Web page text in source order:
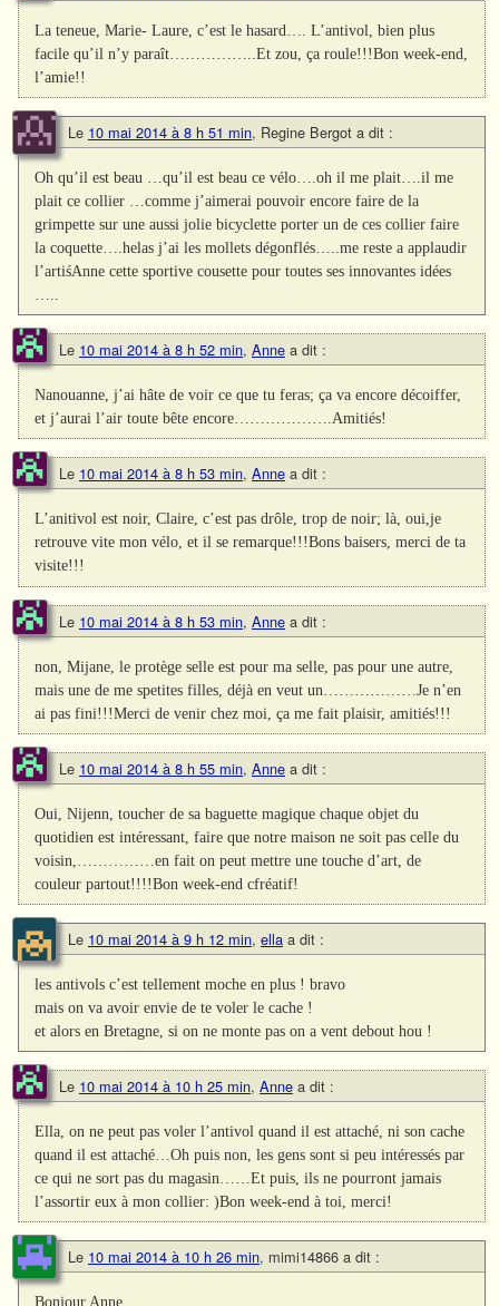
La teneue, Marie- Laure, c’est le hasard…. L’antivol, bien plus
facile qu’il n’y paraît……………..Et zou, ça roule!!!Bon week-end,
l’amie!!
Le 10 mai 2014 à 8 h 51 min, Regine Bergot a dit :
Oh qu’il est beau …qu’il est beau ce vélo….oh il me plait….il me
plait ce collier …comme j’aimerai pouvoir encore faire de la
grimpette sur une aussi jolie bicyclette porter un de ces collier faire
la coquette….helas j’ai les mollets dégonflés…..me reste a applaudir
l’artiśAnne cette sportive cousette pour toutes ses innovantes idées
Le 10 mai 2014 à 8 h 52 min, Anne a dit :
Nanouanne, j’ai hâte de voir ce que tu feras; ça va encore décoiffer,
et j’aurai l’air toute bête encore……………….Amitiés!
Le 10 mai 2014 à 8 h 53 min, Anne a dit :
L’anitivol est noir, Claire, c’est pas drôle, trop de noir; là, oui,je
retrouve vite mon vélo, et il se remarque!!!Bons baisers, merci de ta
visite!!!
Le 10 mai 2014 à 8 h 53 min, Anne a dit :
non, Mijane, le protège selle est pour ma selle, pas pour une autre,
mais une de me spetites filles, déjà en veut un………………Je n’en
ai pas fini!!!Merci de venir chez moi, ça me fait plaisir, amitiés!!!
Le 10 mai 2014 à 8 h 55 min, Anne a dit :
Oui, Nijenn, toucher de sa baguette magique chaque objet du
quotidien est intéressant, faire que notre maison ne soit pas celle du
voisin,……………en fait on peut mettre une touche d’art, de
couleur partout!!!!Bon week-end cfréatif!
Le 10 mai 2014 à 9 h 12 min, ella a dit :
les antivols c’est tellement moche en plus ! bravo
mais on va avoir envie de te voler le cache !
et alors en Bretagne, si on ne monte pas on a vent debout hou !
Le 10 mai 2014 à 10 h 25 min, Anne a dit :
Ella, on ne peut pas voler l’antivol quand il est attaché, ni son cache
quand il est attaché…Oh puis non, les gens sont si peu intéressés par
ce qui ne sort pas du magasin……Et puis, ils ne pourront jamais
l’assortir eux à mon collier: )Bon week-end à toi, merci!
Le 10 mai 2014 à 10 h 26 min, mimi14866 a dit :
Bonjour Anne,